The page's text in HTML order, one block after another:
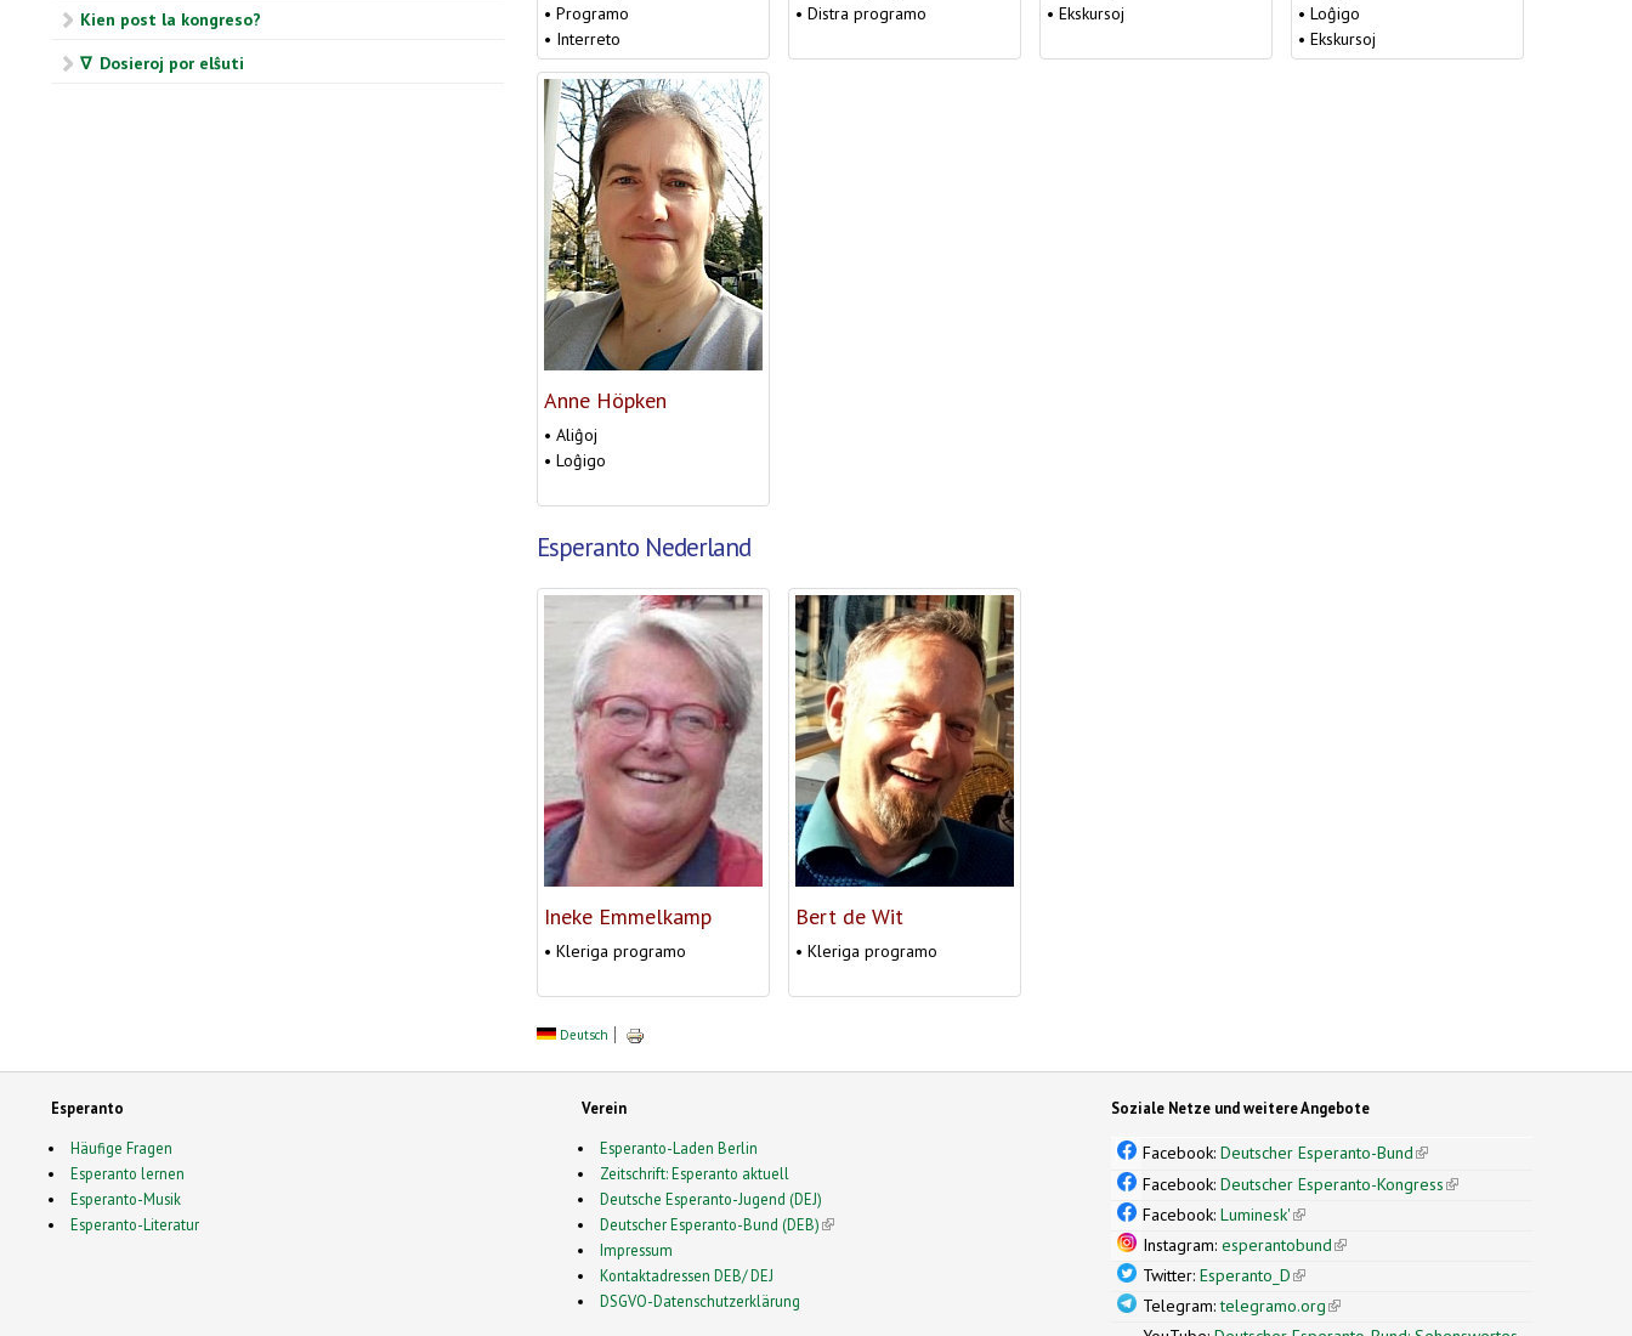
Kien post la kongreso?
∇ Dosieroj por elŝuti
• Programo
• Interreto
• Distra programo
• Ekskursoj
• Loĝigo
• Ekskursoj
Anne Höpken
• Aliĝoj
• Loĝigo
Esperanto Nederland
Ineke Emmelkamp
• Kleriga programo
Bert de Wit
• Kleriga programo
Deutsch
Esperanto
Häufige Fragen
Esperanto lernen
Esperanto-Musik
Esperanto-Literatur
Verein
Esperanto-Laden Berlin
Zeitschrift: Esperanto aktuell
Deutsche Esperanto-Jugend (DEJ)
Deutscher Esperanto-Bund (DEB)(link is external)
Impressum
Kontaktadressen DEB/ DEJ
DSGVO-Datenschutzerklärung
Soziale Netze und weitere Angebote
Facebook:Deutscher Esperanto-Bund(link is external)
Facebook:Deutscher Esperanto-Kongress(link is external)
Facebook:Luminesk'(link is external)
Instagram:esperantobund(link is external)
Twitter:Esperanto_D(link is external)
Telegram:telegramo.org(link is external)